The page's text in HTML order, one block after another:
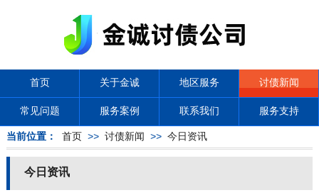
首页 关于金诚 地区服务 讨债新闻
常见问题 服务案例 联系我们 服务支持
当前位置： 首页 >> 讨债新闻 >> 今日资讯
今日资讯